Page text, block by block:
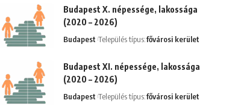
Budapest X. népessége, lakossága
(2020 – 2026)
Budapest Település típus:fővárosi kerület
Budapest XI. népessége, lakossága
(2020 – 2026)
Budapest Település típus:fővárosi kerület